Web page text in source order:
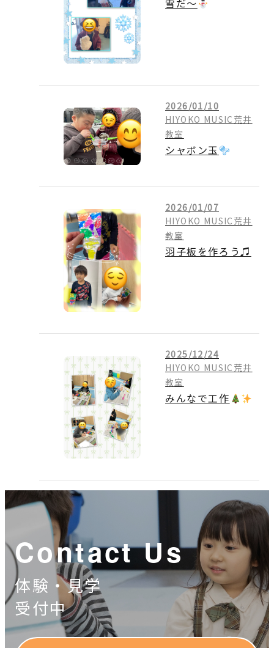
雪だ～
2026/01/10
HIYOKO MUSIC荒井
教室
シャボン玉
2026/01/07
HIYOKO MUSIC荒井
教室
羽子板を作ろう♫
2025/12/24
HIYOKO MUSIC荒井
教室
みんなで工作
Contact Us
体験・見学
受付中